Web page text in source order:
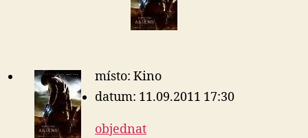
místo: Kino
datum: 11.09.2011 17:30
objednat